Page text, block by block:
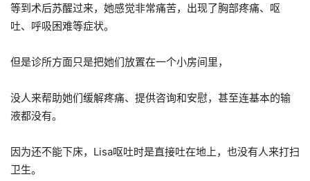
等到术后苏醒过来，她感觉非常痛苦，出现了胸部疼痛、呕
吐、呼吸困难等症状。
但是诊所方面只是把她们放置在一个小房间里，
没人来帮助她们缓解疼痛、提供咨询和安慰，甚至连基本的输
液都没有。
因为还不能下床，Lisa呕吐时是直接吐在地上，也没有人来打扫
卫生。